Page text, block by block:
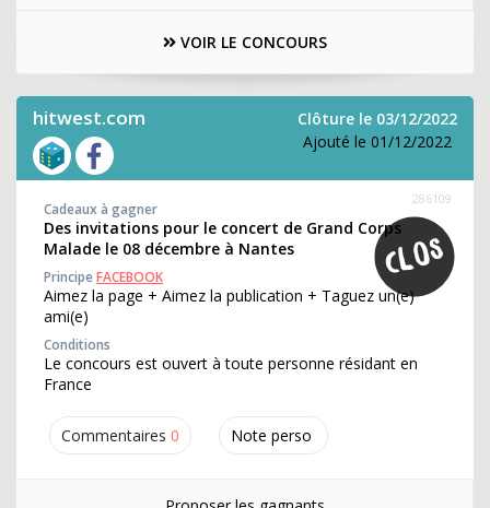
VOIR LE CONCOURS
hitwest.com
Clôture le 03/12/2022
Ajouté le 01/12/2022
Commentaires 0 Note perso
286109
Cadeaux à gagner
Des invitations pour le concert de Grand Corps
Malade le 08 décembre à Nantes
PrincipeFACEBOOK
Aimez la page + Aimez la publication + Taguez un(e)
ami(e)
Conditions
Le concours est ouvert à toute personne résidant en
France